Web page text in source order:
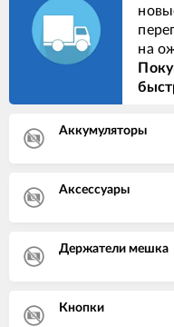
на
Аккумуляторы
Аксессуары
Держатели мешка
Кнопки